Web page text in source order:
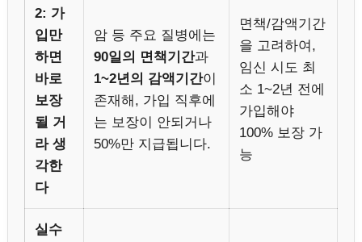
2: 가
입만
하면
바로
보장
될 거
라 생
각한
다
암 등 주요 질병에는
90일의 면책기간과
1~2년의 감액기간이
존재해, 가입 직후에
는 보장이 안되거나
50%만 지급됩니다.
면책/감액기간
을 고려하여,
임신 시도 최
소 1~2년 전에
가입해야
100% 보장 가
능
실수